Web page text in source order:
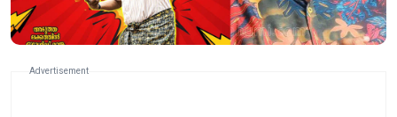
Advertisement